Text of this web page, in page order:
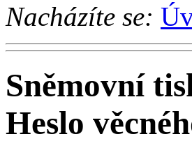
Nacházíte se:
Sněmovní
Heslo